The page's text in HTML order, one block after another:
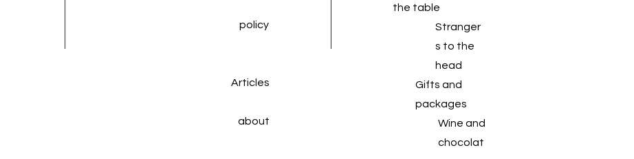
policy
Articles
about
the table
Stranger
s to the
head
Gifts and
packages
Wine and
chocolat